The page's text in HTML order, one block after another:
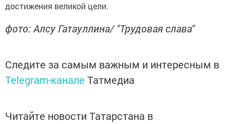
достижения великой цели.
фото: Алсу Гатауллина/ "Трудовая слава"
Следите за самым важным и интересным в
Telegram-канале Татмедиа
Читайте новости Татарстана в